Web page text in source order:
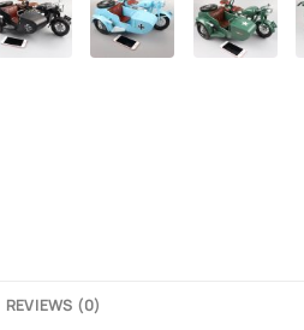
REVIEWS (0)